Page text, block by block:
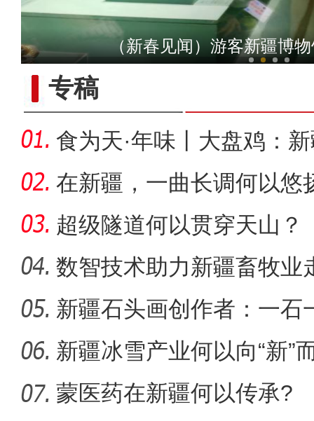
侨乡故事 | 从游客到创客：
侨乡故事 | 新疆吐鲁番烘焙
（新春见闻）游客新疆博
专稿
食为天·年味丨大盘鸡：
味担当
在新疆，一曲长调何以悠
超级隧道何以贯穿天山？
数智技术助力新疆畜牧业
新疆石头画创作者：一石
新疆冰雪产业何以向“新”
蒙医药在新疆何以传承?